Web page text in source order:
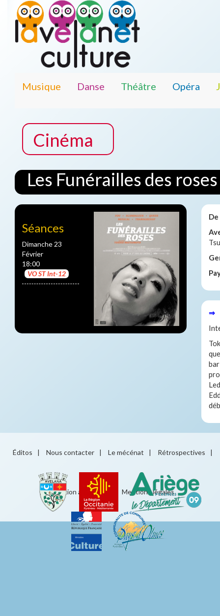
Musique Danse Théâtre Opéra
Cinéma
Les Funérailles des roses
Séances
Dimanche 23
Février
18:00
VO ST Int-12
De
⇒
Éditos | Nous contacter | Le mécénat | Rétrospectives |
Éducation artistique Mentions légales